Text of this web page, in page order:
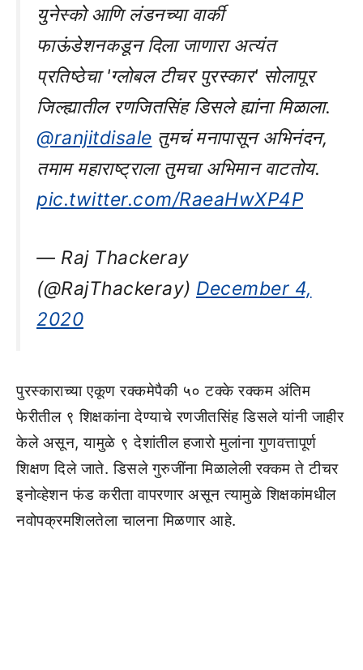
युनेस्को आणि लंडनच्या वार्की
फाऊंडेशनकडून दिला जाणारा अत्यंत
प्रतिष्ठेचा 'ग्लोबल टीचर पुरस्कार' सोलापूर
जिल्ह्यातील रणजितसिंह डिसले ह्यांना मिळाला.
@ranjitdisale तुमचं मनापासून अभिनंदन,
तमाम महाराष्ट्राला तुमचा अभिमान वाटतोय.
pic.twitter.com/RaeaHwXP4P
— Raj Thackeray
(@RajThackeray) December 4,
2020
पुरस्काराच्या एकूण रक्कमेपैकी ५० टक्के रक्कम अंतिम
फेरीतील ९ शिक्षकांना देण्याचे रणजीतसिंह डिसले यांनी जाहीर
केले असून, यामुळे ९ देशांतील हजारो मुलांना गुणवत्तापूर्ण
शिक्षण दिले जाते. डिसले गुरुजींना मिळालेली रक्कम ते टीचर
इनोव्हेशन फंड करीता वापरणार असून त्यामुळे शिक्षकांमधील
नवोपक्रमशिलतेला चालना मिळणार आहे.